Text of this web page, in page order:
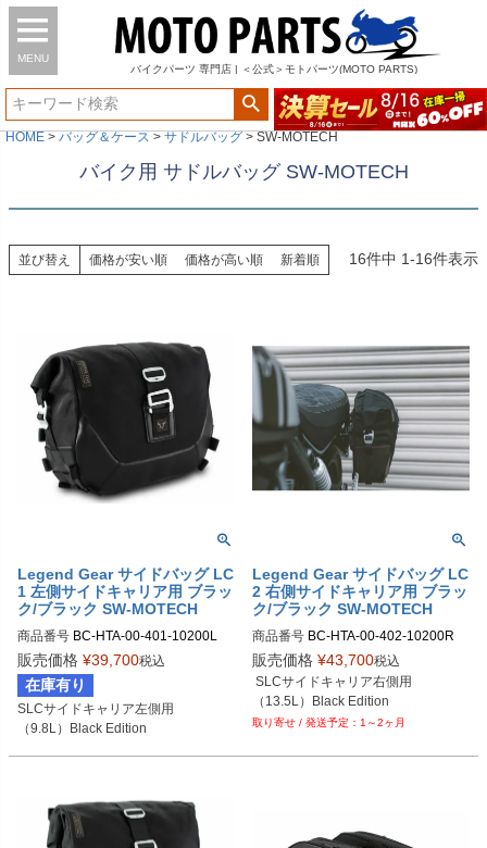
MENU
バイク パーツ 専門店 | ＜公式＞モトパーツ(MOTO PARTS)
HOME バッグ＆ケース サドルバッグ SW-MOTECH
バイク用 サドルバッグ SW-MOTECH
並び替え 価格が安い順 価格が高い順 新着順 16件中 1-16件表示
Legend Gear サイドバッグ LC
1 左側サイドキャリア用 ブラッ
ク/ブラック SW-MOTECH
商品番号 BC-HTA-00-401-10200L
BC.HTA.00.401.10200L
販売価格 ¥39,700税込
在庫有り
SLCサイドキャリア左側用
（9.8L）Black Edition
Legend Gear サイドバッグ LC
2 右側サイドキャリア用 ブラッ
ク/ブラック SW-MOTECH
商品番号 BC-HTA-00-402-10200R
BC.HTA.00.402.10200R
販売価格 ¥43,700税込
（13.5L）Black Edition
1～2ヶ月